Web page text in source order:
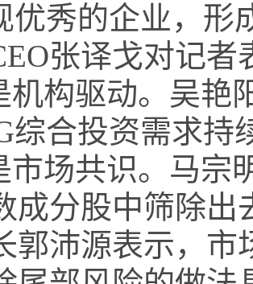
优秀的企业，形
张译戈对记者
机构驱动。吴艳
综合投资需求持
市场共识。马宗
成分股中筛除出
郭沛源表示，市